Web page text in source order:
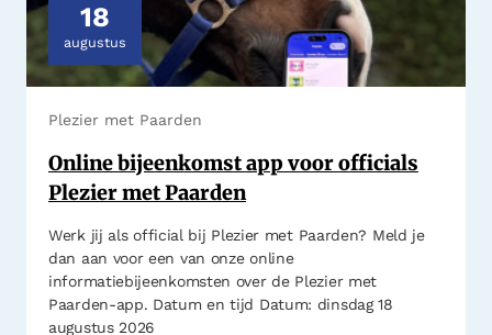
Plezier met Paarden
Online bijeenkomst app voor officials
Plezier met Paarden
Werk jij als official bij Plezier met Paarden? Meld je
dan aan voor een van onze online
informatiebijeenkomsten over de Plezier met
Paarden-app. Datum en tijd Datum: dinsdag 18
augustus 2026
18
augustus